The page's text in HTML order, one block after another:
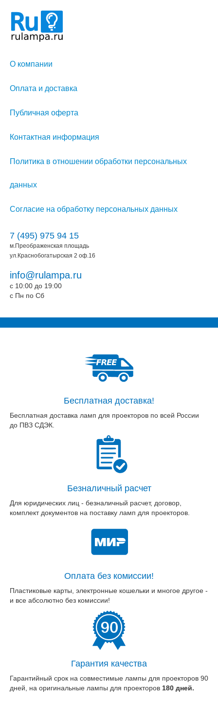
О компании
Оплата и доставка
Публичная оферта
Контактная информация
Политика в отношении обработки персональных
данных
Согласие на обработку персональных данных
7 (495) 975 94 15
м.Преображенская площадь
ул.Краснобогатырская 2 оф.16
info@rulampa.ru
c 10:00 до 19:00
c Пн по Сб
Бесплатная доставка!
Бесплатная доставка ламп для проекторов по всей России
до ПВЗ СДЭК.
Безналичный расчет
Для юридических лиц - безналичный расчет, договор,
комплект документов на поставку ламп для проекторов.
Оплата без комиссии!
Пластиковые карты, электронные кошельки и многое другое -
и все абсолютно без комиссии!
Гарантия качества
Гарантийный срок на совместимые лампы для проекторов 90
дней, на оригинальные лампы для проекторов 180 дней.